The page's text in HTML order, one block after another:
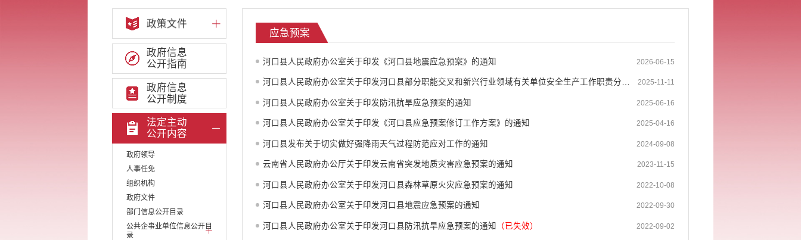
政策文件
政府信息
公开指南
政府信息
公开制度
法定主动
公开内容
政府领导
人事任免
组织机构
政府文件
部门信息公开目录
公共企事业单位信息公开目
录
应急预案
河口县人民政府办公室关于印发《河口县地震应急预案》的通知 2026-06-15
河口县人民政府办公室关于印发河口县部分职能交叉和新兴行业领域有关单位安全生产工作职责分工（试行）的通知 2025-11-11
河口县人民政府办公室关于印发防汛抗旱应急预案的通知 2025-06-16
河口县人民政府办公室关于印发《河口县应急预案修订工作方案》的通知 2025-04-16
河口县发布关于切实做好强降雨天气过程防范应对工作的通知 2024-09-08
云南省人民政府办公厅关于印发云南省突发地质灾害应急预案的通知 2023-11-15
河口县人民政府办公室关于印发河口县森林草原火灾应急预案的通知 2022-10-08
河口县人民政府办公室关于印发河口县地震应急预案的通知 2022-09-30
河口县人民政府办公室关于印发河口县防汛抗旱应急预案的通知 （已失效） 2022-09-02